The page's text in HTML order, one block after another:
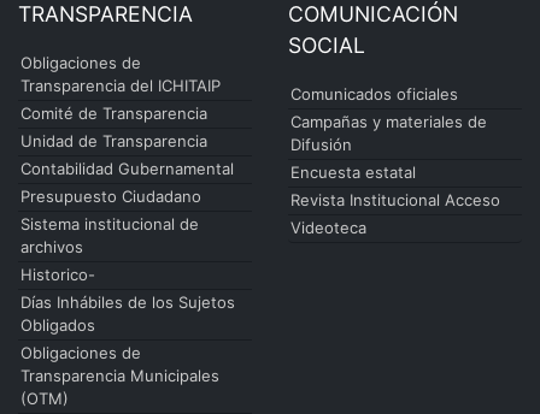
TRANSPARENCIA
Obligaciones de
Transparencia del ICHITAIP
Comité de Transparencia
Unidad de Transparencia
Contabilidad Gubernamental
Presupuesto Ciudadano
Sistema institucional de
archivos
Historico-
Días Inhábiles de los Sujetos
Obligados
Obligaciones de
Transparencia Municipales
(OTM)
COMUNICACIÓN
SOCIAL
Comunicados oficiales
Campañas y materiales de
Difusión
Encuesta estatal
Revista Institucional Acceso
Videoteca